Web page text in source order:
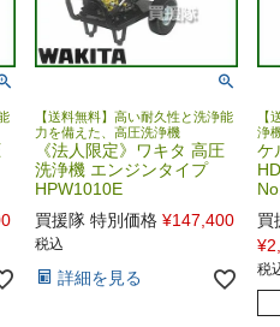
【送料無料】高い耐久性と洗浄能
力を備えた、高圧洗浄機
《法人限定》ワキタ 高圧
洗浄機 エンジンタイプ
HPW1010E
買援隊 特別価格 ¥147,400
税込
詳細を見る
【
浄
ケ
買
¥
税